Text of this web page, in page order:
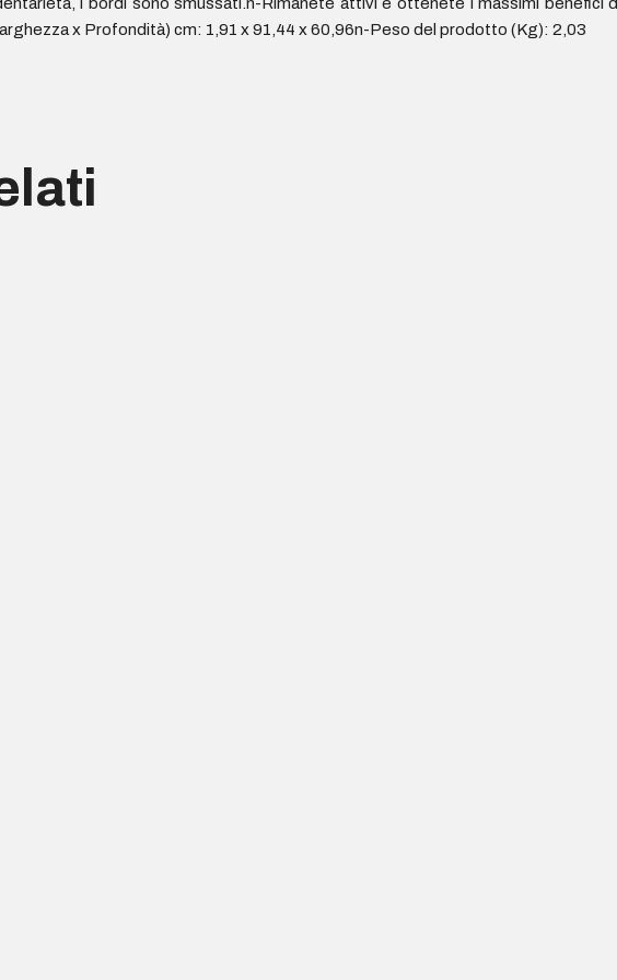
x Profondità) cm: 1,91 x 91,44 x 60,96n-Peso del prodotto (Kg): 2,03